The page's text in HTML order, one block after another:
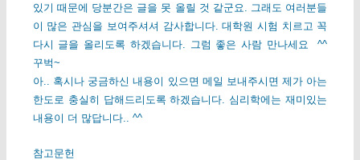
있기 때문에 당분간은 글을 못 올릴 것 같군요. 그래도 여러분들
이 많은 관심을 보여주셔셔 감사합니다. 대학원 시험 치르고 꼭
다시 글을 올리도록 하겠습니다. 그럼 좋은 사람 만나세요 ^^
꾸벅~
아.. 혹시나 궁금하신 내용이 있으면 메일 보내주시면 제가 아는
한도로 충실히 답해드리도록 하겠습니다. 심리학에는 재미있는
내용이 더 많답니다.. ^^
참고문헌